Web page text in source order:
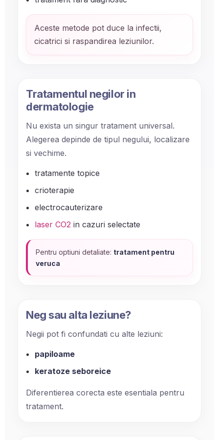
Aceste metode pot duce la infectii,
cicatrici si raspandirea leziunilor.
Tratamentul negilor in
dermatologie
Nu exista un singur tratament universal.
Alegerea depinde de tipul negului, localizare
si vechime.
tratamente topice
crioterapie
electrocauterizare
laser CO2 in cazuri selectate
Pentru optiuni detaliate: tratament pentru
veruca
Neg sau alta leziune?
Negii pot fi confundati cu alte leziuni:
papiloame
keratoze seboreice
Diferentierea corecta este esentiala pentru
tratament.